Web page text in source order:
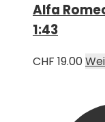
Alfa
1:43
CHF 19.00